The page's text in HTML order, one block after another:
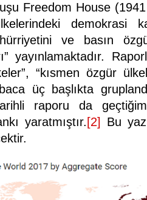
Freedom House
demokrasi
ve basın
yayınlamaktadır.
“kısmen özgür
üç başlıkta
raporu da
yaratmıştır. [2]
Bu